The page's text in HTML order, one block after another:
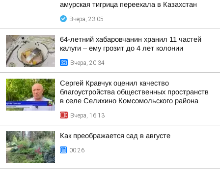
амурская тигрица переехала в Казахстан
Вчера, 23:05
64-летний хабаровчанин хранил 11 частей
калуги – ему грозит до 4 лет колонии
Вчера, 20:34
Сергей Кравчук оценил качество
благоустройства общественных пространств
в селе Селихино Комсомольского района
Вчера, 16:13
Как преображается сад в августе
00:26